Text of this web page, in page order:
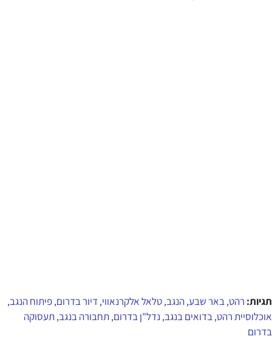
תגיות: רהט,באר שבע,הנגב,טלאל אלקרנאווי, דיור בדרום,פיתוח הנגב,
אוכלוסיית רהט,בדואים בנגב, נדל"ן בדרום,תחבורה בנגב,תעסוקה
בדרום